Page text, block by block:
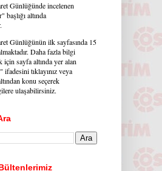
Günlüğünde incelenen
altında
Günlüğünün ilk sayfasında 15
Daha fazla bilgi
için sayfa altında yer alan
tıklayınız veya
konu seçerek
ulaşabilirsiniz.